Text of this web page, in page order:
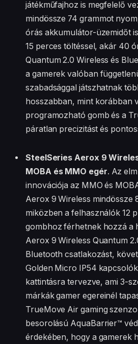
játékműfajhoz is megfelelő
mindössze 74 grammot
órás akkumulátor-üzemidőt
15 perces töltéssel, akár 40
Quantum 2.0 Wireless és
a gamerek valóban
szabadsággal játszhatnak
hosszabban, mint korábban
programozható gomb és a
páratlan precizitást és
SteelSeries Aerox 9
MOBA és MMO egér. Az
innovációja az MMO és
Aerox 9 Wireless mindössze
miközben a felhasználók 12
gombhoz férhetnek hozzá a
Aerox 9 Wireless Quantum
Bluetooth csatlakozást,
Golden Micro IP54
kattintásra tervezve, ami 3-
márkák gamer egereinél
TrueMove Air gaming
besorolású AquaBarrier™
érdekében, hogy a gamerek